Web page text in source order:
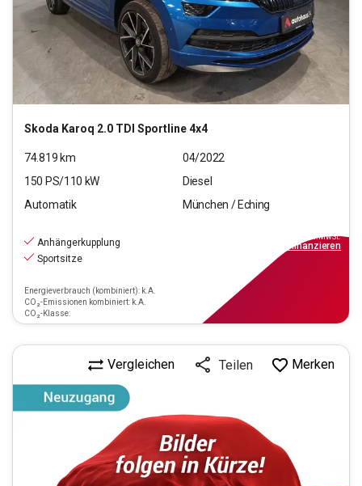
Skoda Karoq 2.0 TDI Sportline 4x4
74.819 km
04/2022
150 PS/110 kW
Diesel
Automatik
München / Eching
Anhängerkupplung
Sportsitze
Energieverbrauch (kombiniert): k.A.
CO₂-Emissionen kombiniert: k.A.
CO₂-Klasse:
inkl.MwSt.
finanzieren
Vergleichen Teilen Merken